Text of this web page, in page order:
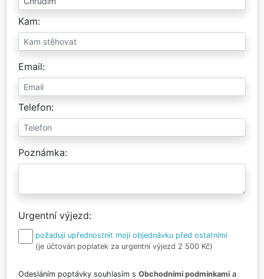
Kam
Email
Telefon
Poznámka
Urgentní výjezd
požaduji upřednostnit moji objednávku před ostatními
(je účtován poplatek za urgentní výjezd 2 500 Kč)
Odesláním poptávky souhlasím s Obchodními podmínkami a